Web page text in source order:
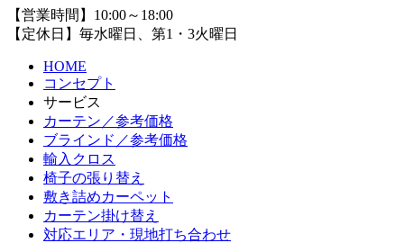
【営業時間】10:00～18:00
【定休日】毎水曜日、第1・3火曜日
HOME
コンセプト
サービス
カーテン／参考価格
ブラインド／参考価格
輸入クロス
椅子の張り替え
敷き詰めカーペット
カーテン掛け替え
対応エリア・現地打ち合わせ